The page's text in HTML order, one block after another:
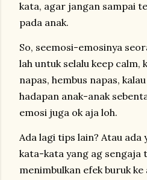
kata, agar jangan sampai
pada anak.
So, seemosi-emosinya
lah untuk selalu keep
napas, hembus napas,
hadapan anak-anak
emosi juga ok aja loh.
Ada lagi tips lain? Atau ada
kata-kata yang ag
menimbulkan efek buruk ke